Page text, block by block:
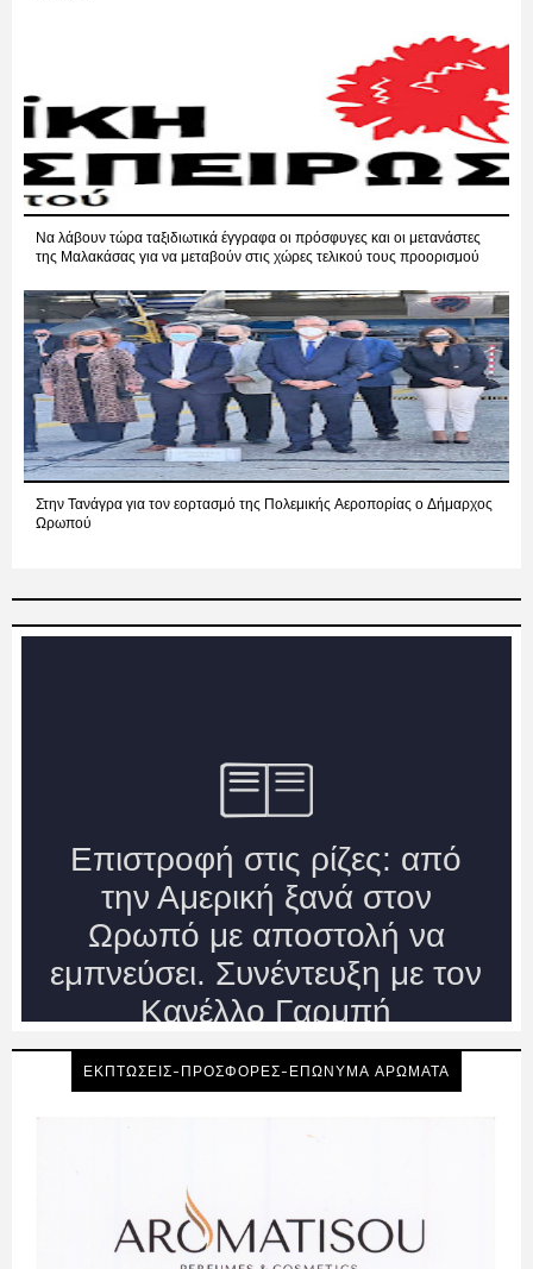
Να λάβουν τώρα ταξιδιωτικά έγγραφα οι πρόσφυγες και οι μετανάστες
της Μαλακάσας για να μεταβούν στις χώρες τελικού τους προορισμού
Στην Τανάγρα για τον εορτασμό της Πολεμικής Αεροπορίας ο Δήμαρχος
Ωρωπού
ΕΚΠΤΩΣΕΙΣ-ΠΡΟΣΦΟΡΕΣ-ΕΠΩΝΥΜΑ ΑΡΩΜΑΤΑ